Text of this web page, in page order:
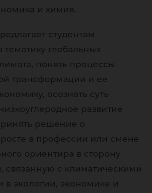
и химия.
студентам
тематику глобальных
понять процессы
трансформации и ее
осознать суть
развитие
решение о
в профессии или смене
ориентира в сторону
связанную с климатическими
в экологии, экономике и